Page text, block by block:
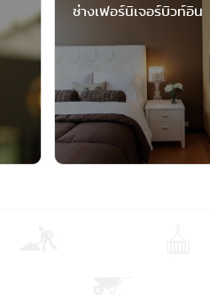
ช่างเฟอร์นิเจอร์บิวท์อิน